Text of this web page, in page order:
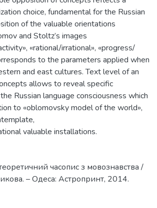
choice, fundamental for the Russian
of the valuable orientations
and Stoltz’s images
«rational/irrational», «progress/
to the parameters applied when
and east cultures. Text level of an
allows to reveal specific
Russian language consciousness which
to «oblomovsky model of the world»,
valuable installations.
часопис з мовознавства /
– Одеса: Астропринт, 2014.